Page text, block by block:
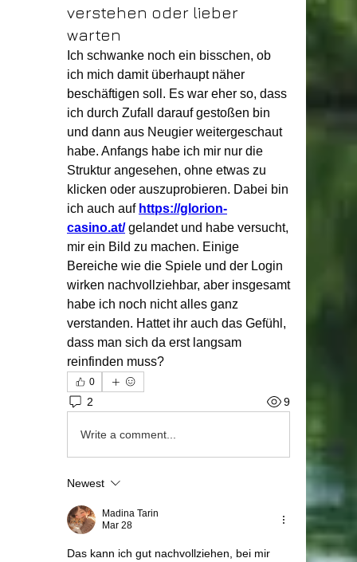
verstehen oder lieber
warten
Ich schwanke noch ein bisschen, ob
ich mich damit überhaupt näher
beschäftigen soll. Es war eher so, dass
ich durch Zufall darauf gestoßen bin
und dann aus Neugier weitergeschaut
habe. Anfangs habe ich mir nur die
Struktur angesehen, ohne etwas zu
klicken oder auszuprobieren. Dabei bin
ich auch auf https://glorion-
casino.at/ gelandet und habe versucht,
mir ein Bild zu machen. Einige
Bereiche wie die Spiele und der Login
wirken nachvollziehbar, aber insgesamt
habe ich noch nicht alles ganz
verstanden. Hattet ihr auch das Gefühl,
dass man sich da erst langsam
reinfinden muss?
0
2 9
Write a comment...
Newest
Madina Tarin
Mar 28
Das kann ich gut nachvollziehen, bei mir